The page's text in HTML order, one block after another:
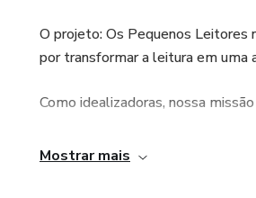
O projeto: Os Pequenos Leitores
por transformar a leitura em uma
Como idealizadoras, nossa
Acreditamos que cada página
Mostrar mais